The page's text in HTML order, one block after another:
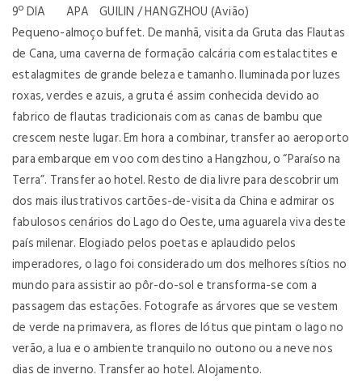
9º DIA APA GUILIN / HANGZHOU (Avião)
Pequeno-almoço buffet. De manhã, visita da Gruta das Flautas
de Cana, uma caverna de formação calcária com estalactites e
estalagmites de grande beleza e tamanho. Iluminada por luzes
roxas, verdes e azuis, a gruta é assim conhecida devido ao
fabrico de flautas tradicionais com as canas de bambu que
crescem neste lugar. Em hora a combinar, transfer ao aeroporto
para embarque em voo com destino a Hangzhou, o “Paraíso na
Terra”. Transfer ao hotel. Resto de dia livre para descobrir um
dos mais ilustrativos cartões-de-visita da China e admirar os
fabulosos cenários do Lago do Oeste, uma aguarela viva deste
país milenar. Elogiado pelos poetas e aplaudido pelos
imperadores, o lago foi considerado um dos melhores sítios no
mundo para assistir ao pôr-do-sol e transforma-se com a
passagem das estações. Fotografe as árvores que se vestem
de verde na primavera, as flores de lótus que pintam o lago no
verão, a lua e o ambiente tranquilo no outono ou a neve nos
dias de inverno. Transfer ao hotel. Alojamento.